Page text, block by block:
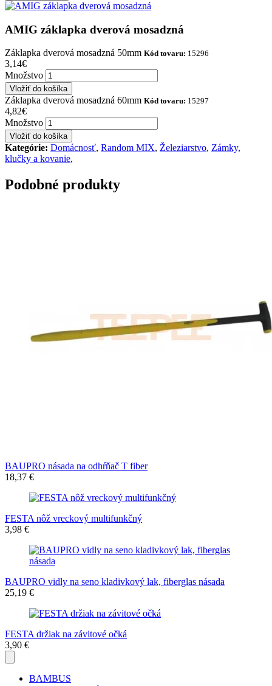
AMIG záklapka dverová mosadzná
Záklapka dverová mosadzná 50mm Kód tovaru: 15296
3,14€
Množstvo
Záklapka dverová mosadzná 60mm Kód tovaru: 15297
4,82€
Množstvo
Kategórie: Domácnosť, Random MIX, Železiarstvo, Zámky,
klučky a kovanie,
Podobné produkty
BAUPRO násada na odhŕňač T fiber
18,37 €
FESTA nôž vreckový multifunkčný
3,98 €
BAUPRO vidly na seno kladivkový lak, fiberglas násada
25,19 €
FESTA držiak na závitové očká
3,90 €
BAMBUS